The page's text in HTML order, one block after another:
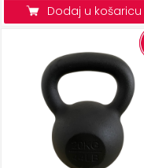
+ Igre
Razonoda
Odjeća
Pripreme
Dodaj u košaricu